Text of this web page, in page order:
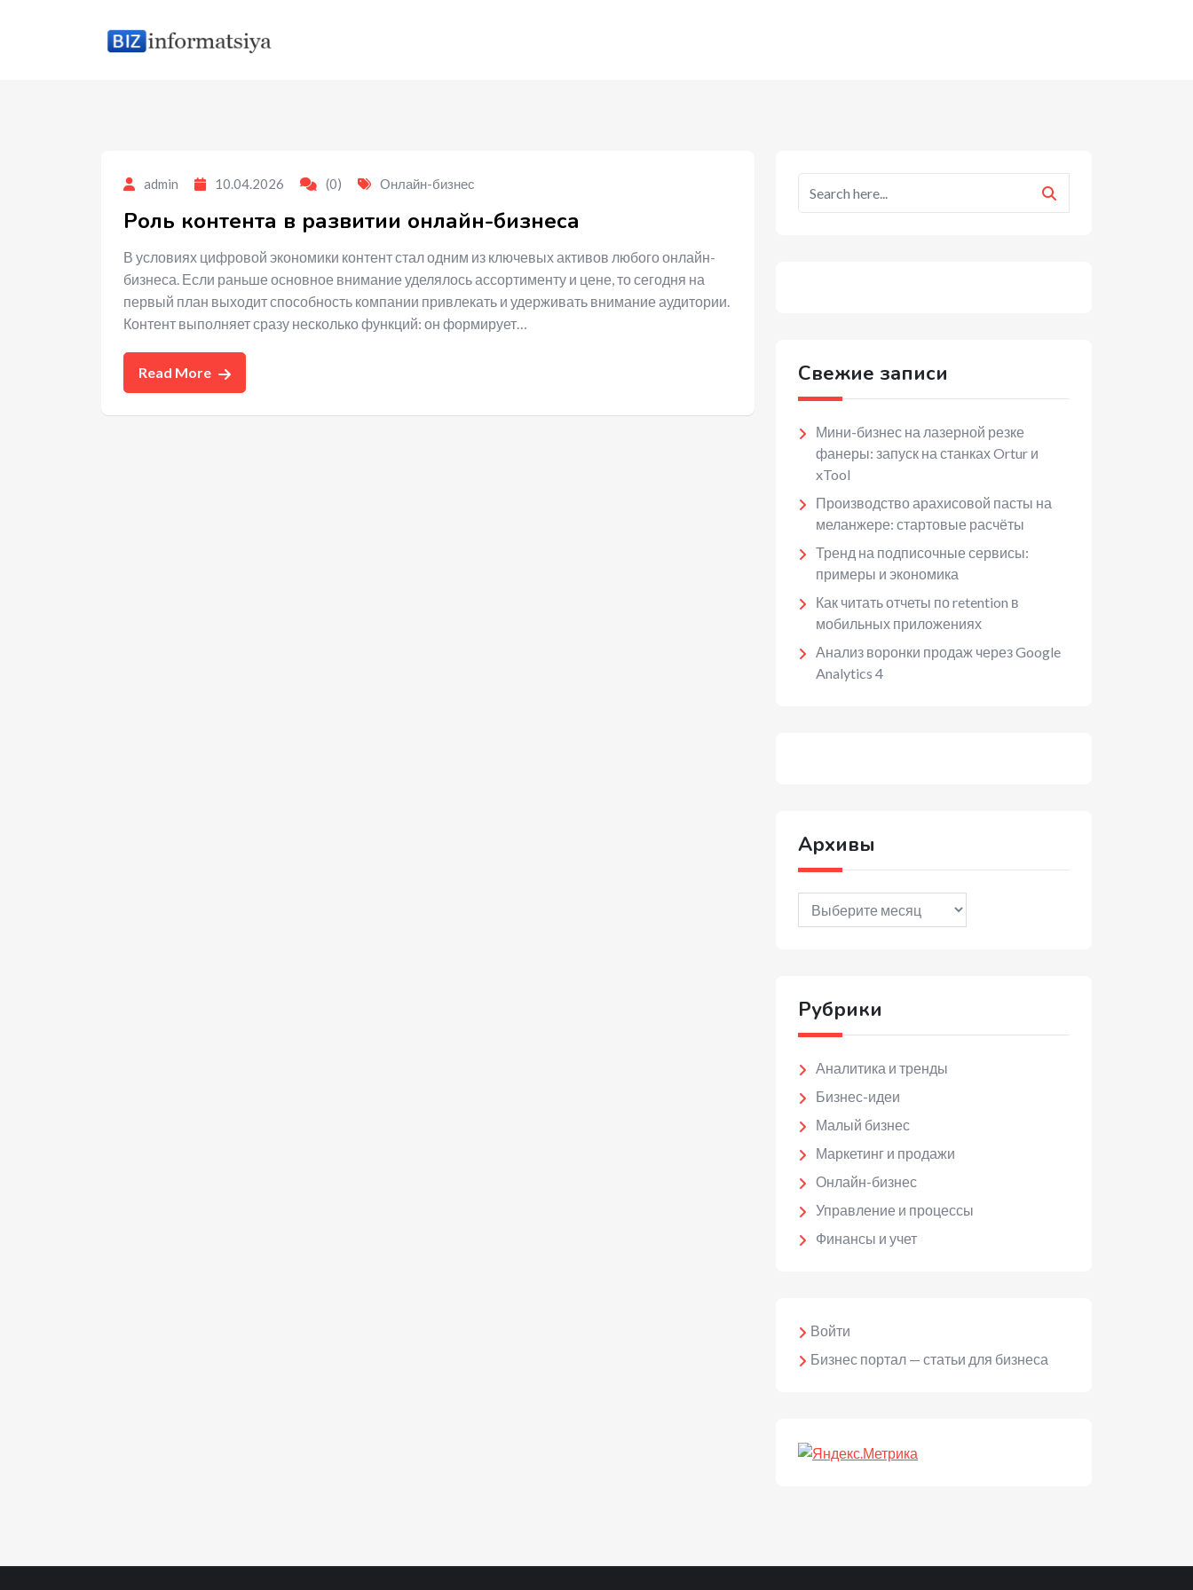
admin 10.04.2026 (0) Онлайн-бизнес
Роль контента в развитии онлайн-бизнеса
В условиях цифровой экономики контент стал одним из ключевых активов любого онлайн-
бизнеса. Если раньше основное внимание уделялось ассортименту и цене, то сегодня на
первый план выходит способность компании привлекать и удерживать внимание аудитории.
Контент выполняет сразу несколько функций: он формирует…
Read More Свежие записи
Мини-бизнес на лазерной резке
фанеры: запуск на станках Ortur и
xTool
Производство арахисовой пасты на
меланжере: стартовые расчёты
Тренд на подписочные сервисы:
примеры и экономика
Как читать отчеты по retention в
мобильных приложениях
Анализ воронки продаж через Google
Analytics 4
Архивы
Архивы
Рубрики
Аналитика и тренды
Бизнес-идеи
Малый бизнес
Маркетинг и продажи
Онлайн-бизнес
Управление и процессы
Финансы и учет
Войти
Бизнес портал — статьи для бизнеса